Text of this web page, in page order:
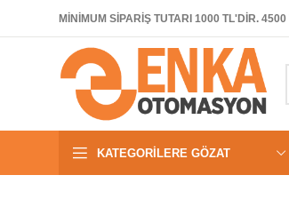
MİNİMUM SİPARİŞ TUTARI 1000 TL'DİR.
KATEGORILERE GÖZAT